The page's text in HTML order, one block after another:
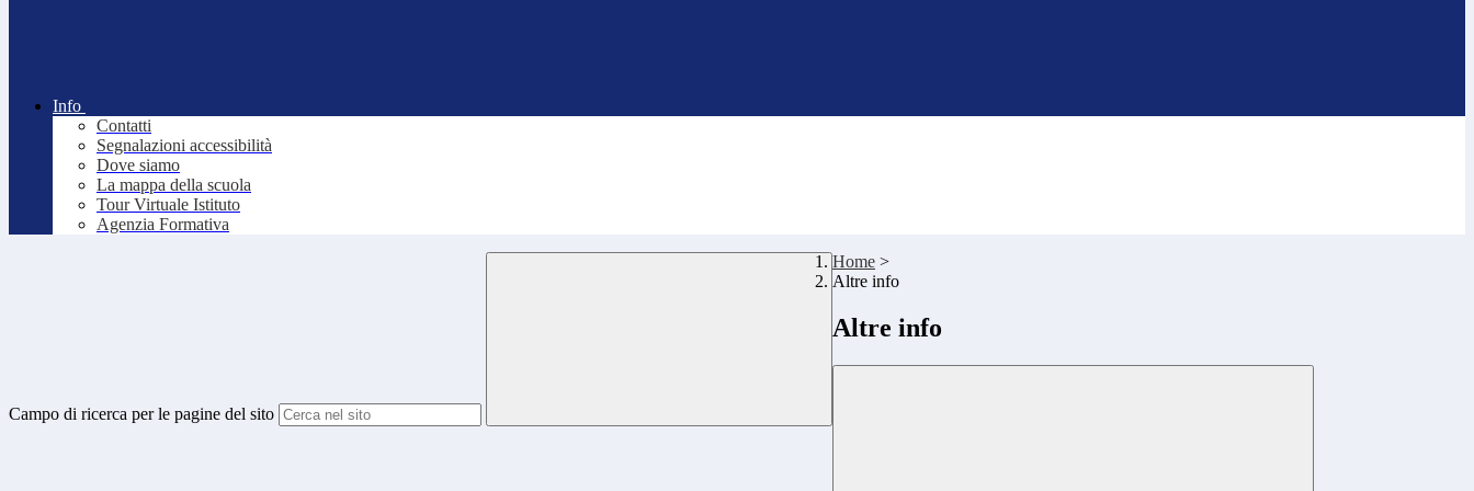
Info
Contatti
Segnalazioni accessibilità
Dove siamo
La mappa della scuola
Tour Virtuale Istituto
Agenzia Formativa
Campo di ricerca per le pagine del sito
Home >
Altre info
Altre info